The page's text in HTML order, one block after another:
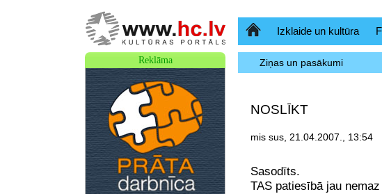
SākumlapaIzklaide un kultūra
Ziņas un pasākumi
NOSLĪKT
mis sus, 21.04.2007., 13:54
Sasodīts.
TAS patiesībā jau
Reklāma